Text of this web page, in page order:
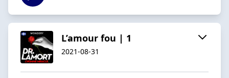
L’amour fou | 1
2021-08-31